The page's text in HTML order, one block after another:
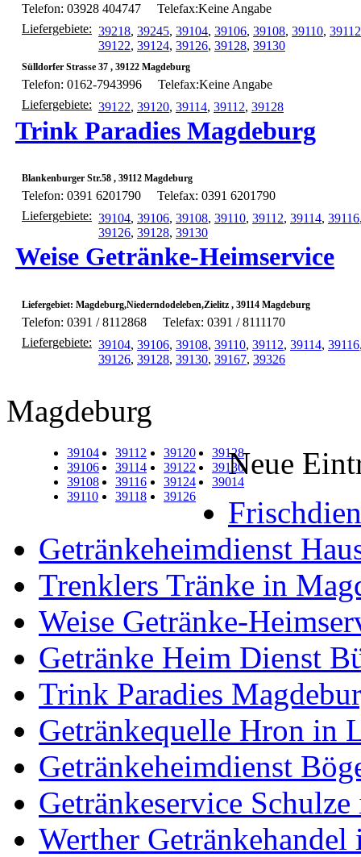
Telefon: 03928 404747
Telefax:Keine Angabe
Liefergebiete: 39218, 39245, 39104, 39106, 39108, 39110, 39112
39122, 39124, 39126, 39128, 39130
Sülldorfer Strasse 37 , 39122 Magdeburg
Telefon: 0162-7943996
Telefax:Keine Angabe
Liefergebiete: 39122, 39120, 39114, 39112, 39128
Trink Paradies Magdeburg
Blankenburger Str.58 , 39112 Magdeburg
Telefon: 0391 6201790
Telefax: 0391 6201790
Liefergebiete: 39104, 39106, 39108, 39110, 39112, 39114, 39116
39126, 39128, 39130
Weise Getränke-Heimservice
Liefergebiet: Magdeburg,Niederndodeleben,Zielitz , 39114 Magdeburg
Telefon: 0391 / 8112868
Telefax: 0391 / 8111170
Liefergebiete: 39104, 39106, 39108, 39110, 39112, 39114, 39116
39126, 39128, 39130, 39167, 39326
Magdeburg
39104
39106
39108
39110
39112
39114
39116
39118
39120
39122
39124
39126
39128
39130
39014
Neue
Getränkeheimdienst
Trenklers Tränke in
Weise Getränke-
Getränke Heim Dienst
Trink Paradies
Getränkequelle Hron in
Getränkeheimdienst
Getränkeservice
Werther Getränkehandel